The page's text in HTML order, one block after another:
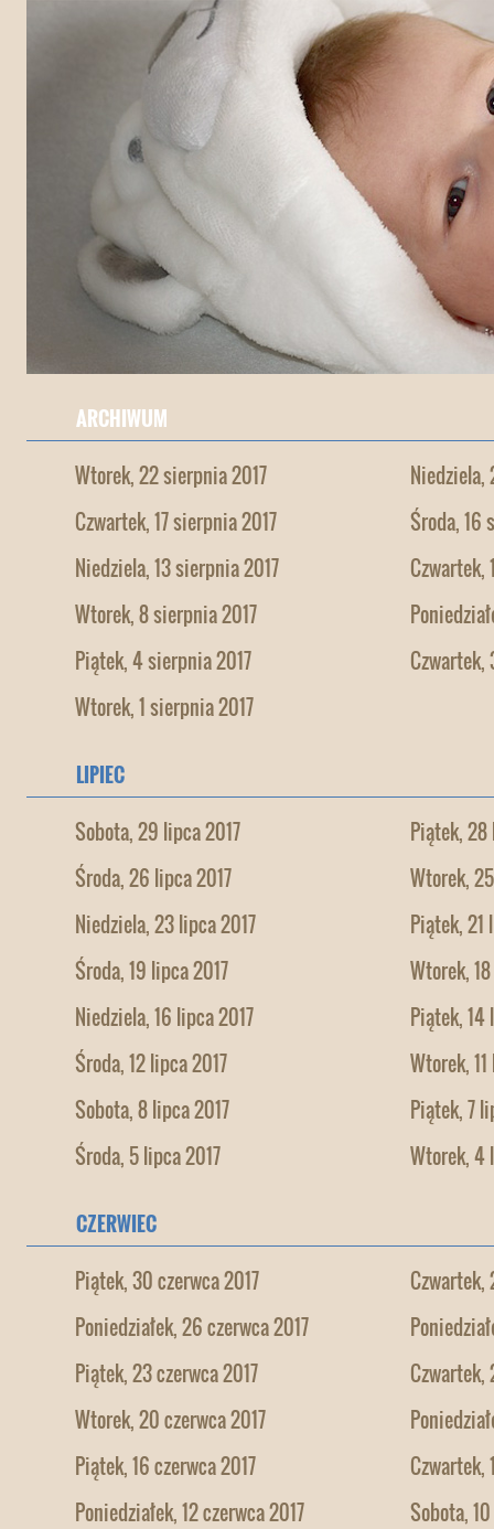
ARCHIWUM
Wtorek, 22 sierpnia 2017
Niedziela,
Czwartek, 17 sierpnia 2017
Środa, 16
Niedziela, 13 sierpnia 2017
Czwartek,
Wtorek, 8 sierpnia 2017
Piątek, 4 sierpnia 2017
Czwartek,
Wtorek, 1 sierpnia 2017
LIPIEC
Sobota, 29 lipca 2017
Piątek, 28
Środa, 26 lipca 2017
Wtorek,
Niedziela, 23 lipca 2017
Piątek, 21
Środa, 19 lipca 2017
Wtorek,
Niedziela, 16 lipca 2017
Piątek, 14
Środa, 12 lipca 2017
Wtorek,
Sobota, 8 lipca 2017
Piątek, 7
Środa, 5 lipca 2017
Wtorek, 4
CZERWIEC
Piątek, 30 czerwca 2017
Czwartek,
Poniedziałek, 26 czerwca 2017
Piątek, 23 czerwca 2017
Czwartek,
Wtorek, 20 czerwca 2017
Piątek, 16 czerwca 2017
Czwartek,
Poniedziałek, 12 czerwca 2017
Sobota,